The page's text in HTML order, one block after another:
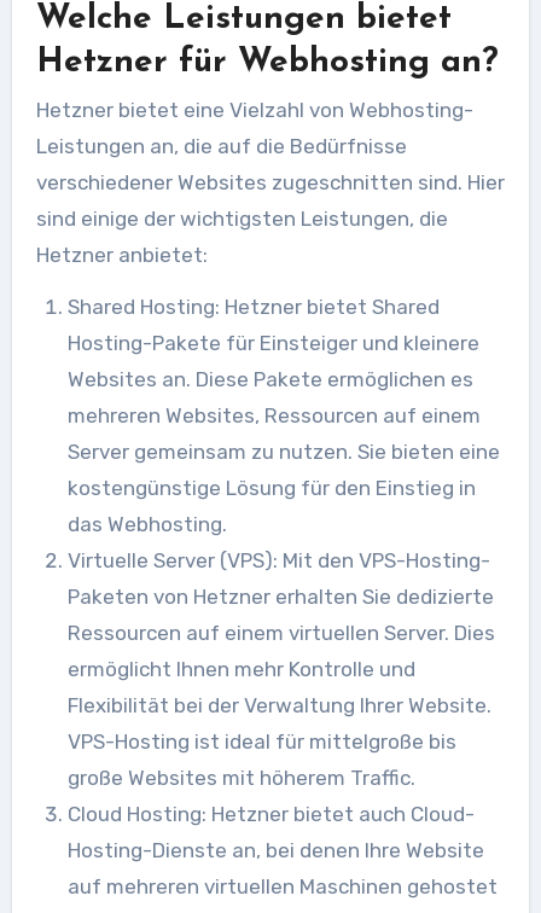
Welche Leistungen bietet
Hetzner für Webhosting an?
Hetzner bietet eine Vielzahl von Webhosting-
Leistungen an, die auf die Bedürfnisse
verschiedener Websites zugeschnitten sind. Hier
sind einige der wichtigsten Leistungen, die
Hetzner anbietet:
Shared Hosting: Hetzner bietet Shared
Hosting-Pakete für Einsteiger und kleinere
Websites an. Diese Pakete ermöglichen es
mehreren Websites, Ressourcen auf einem
Server gemeinsam zu nutzen. Sie bieten eine
kostengünstige Lösung für den Einstieg in
das Webhosting.
Virtuelle Server (VPS): Mit den VPS-Hosting-
Paketen von Hetzner erhalten Sie dedizierte
Ressourcen auf einem virtuellen Server. Dies
ermöglicht Ihnen mehr Kontrolle und
Flexibilität bei der Verwaltung Ihrer Website.
VPS-Hosting ist ideal für mittelgroße bis
große Websites mit höherem Traffic.
Cloud Hosting: Hetzner bietet auch Cloud-
Hosting-Dienste an, bei denen Ihre Website
auf mehreren virtuellen Maschinen gehostet